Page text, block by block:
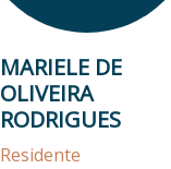
MARIELE DE
OLIVEIRA
RODRIGUES
Residente